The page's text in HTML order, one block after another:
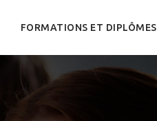
FORMATIONS ET DIPLÔMES